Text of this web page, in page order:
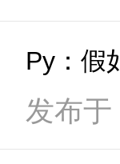
Py：假
发布